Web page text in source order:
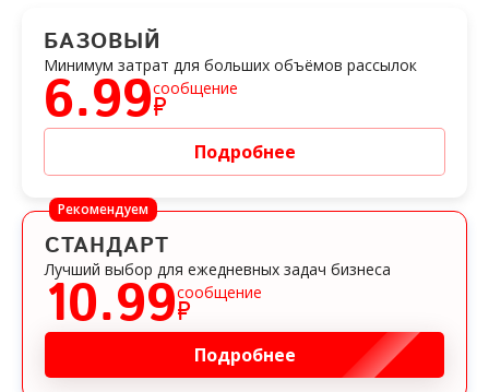
БАЗОВЫЙ
Минимум затрат для больших объёмов рассылок
6.99сообщение
₽
Подробнее
Рекомендуем
СТАНДАРТ
Лучший выбор для ежедневных задач бизнеса
10.99сообщение
₽
Подробнее